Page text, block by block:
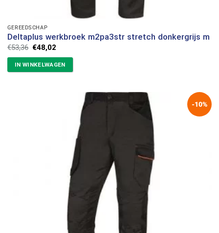
GEREEDSCHAP
Deltaplus werkbroek m2pa3str stretch donkergrijs m
€53,36 Oorspronkelijke
prijs
was:
€53,36.
€48,02
is:
€48,02.
IN WINKELWAGEN
-10%